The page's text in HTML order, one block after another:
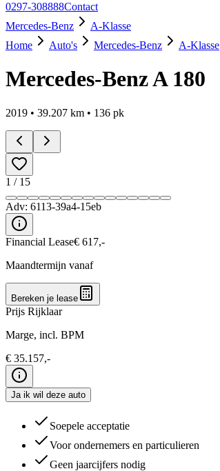
0297-308888Contact
Mercedes-Benz
A-Klasse
Home
Auto's Mercedes-Benz A-Klasse
Mercedes-Benz A 180
2019 • 39.207 km • 136 pk
1 / 15
Adv: 6113-39a4-15eb
Financial Lease€ 617,-
Maandtermijn vanaf
Bereken je lease
Prijs Rijklaar
Marge, incl. BPM
€ 35.157,-
Ja ik wil deze auto
Soepele acceptatie
Voor ondernemers en particulieren
Geen jaarcijfers nodig